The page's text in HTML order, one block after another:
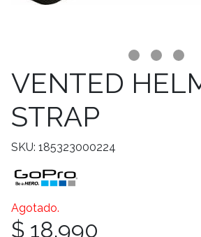
VENTED
STRAP
SKU: 185323000224
Agotado.
$ 18.990